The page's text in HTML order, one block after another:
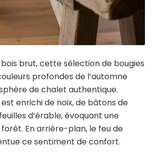
brut, cette sélection de bougies
profondes de l’automne
de chalet authentique.
enrichi de noix, de bâtons de
d’érable, évoquant une
En arrière-plan, le feu de
ce sentiment de confort.